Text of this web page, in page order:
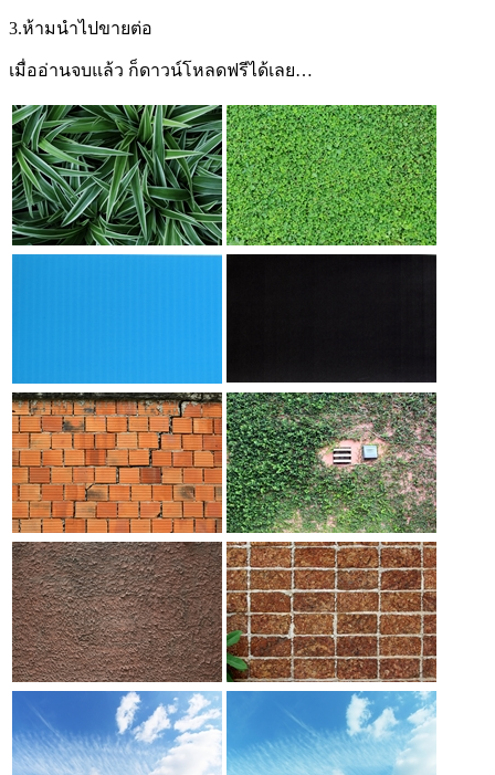
3.ห้ามนำไปขายต่อ
เมื่ออ่านจบแล้ว ก็ดาวน์โหลดฟรีได้เลย…